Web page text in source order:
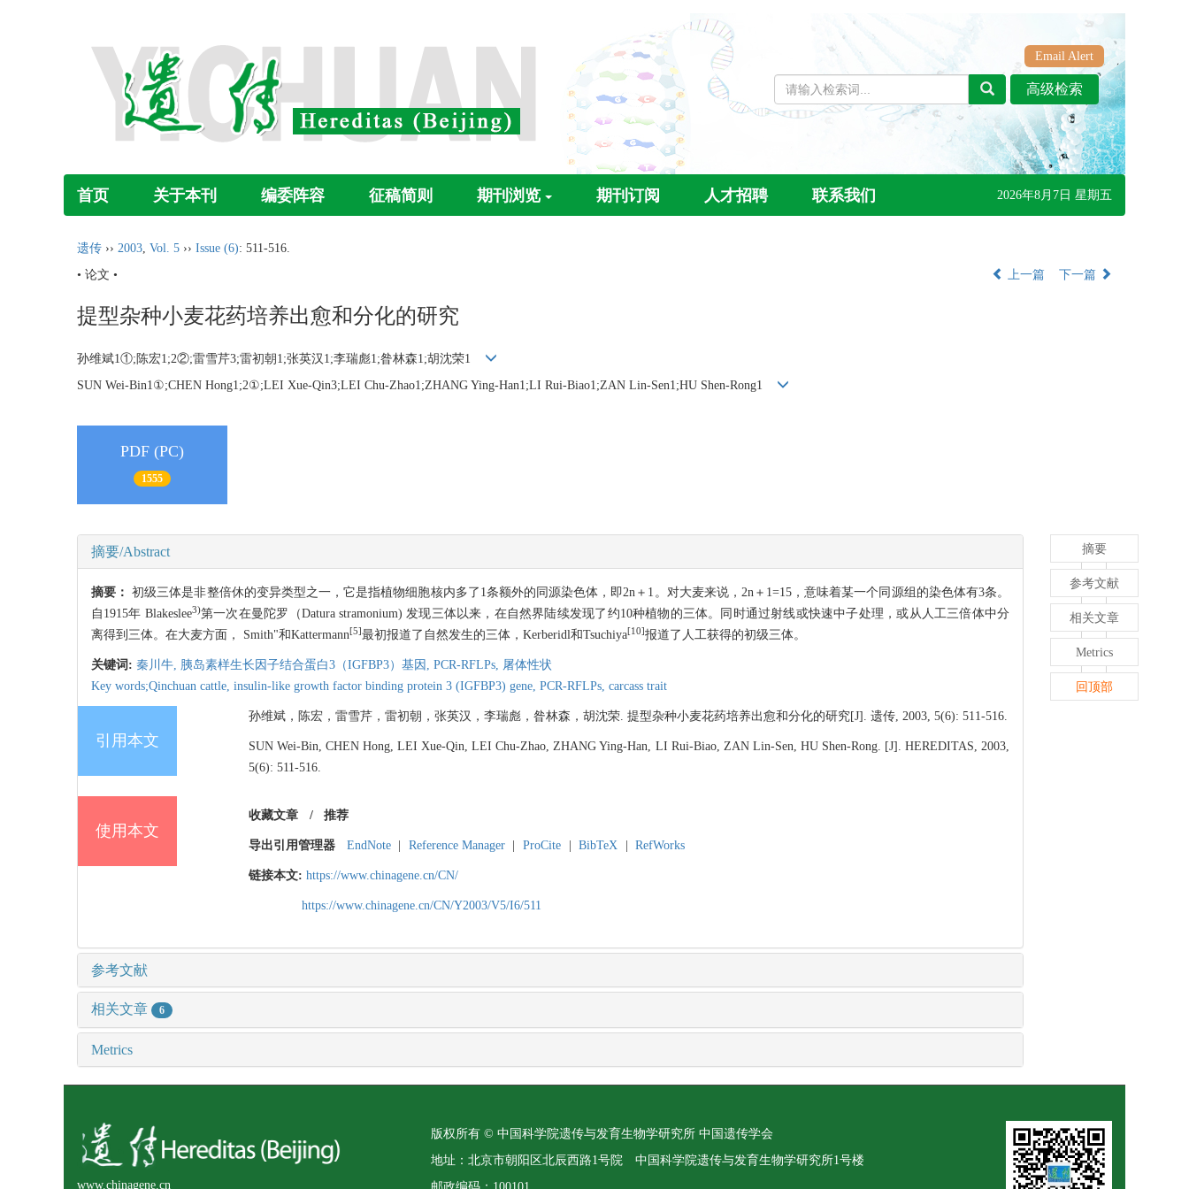
Email Alert
首页 关于本刊 编委阵容 征稿简则 期刊浏览 期刊订阅 人才招聘 联系我们 2026年8月7日 星期五
遗传 ›› 2003, Vol. 5 ›› Issue (6): 511-516.
• 论文 •
上一篇 下一篇
提型杂种小麦花药培养出愈和分化的研究
孙维斌1①;陈宏1;2②;雷雪芹3;雷初朝1;张英汉1;李瑞彪1;昝林森1;胡沈荣1
SUN Wei-Bin1①;CHEN Hong1;2①;LEI Xue-Qin3;LEI Chu-Zhao1;ZHANG Ying-Han1;LI Rui-Biao1;ZAN Lin-Sen1;HU Shen-Rong1
PDF (PC)
1555
摘要/Abstract
摘要：初级三体是非整倍休的变异类型之一，它是指植物细胞核内多了1条额外的同源染色体，即2n＋1。对大麦来说，2n＋1=15，意味着某一个同源组的染色体有3条。
自1915年 Blakeslee3)第一次在曼陀罗（Datura stramonium) 发现三体以来，在自然界陆续发现了约10种植物的三体。同时通过射线或快速中子处理，或从人工三倍体中分
离得到三体。在大麦方面， Smith"和Kattermann[5]最初报道了自然发生的三体，Kerberidl和Tsuchiya[10]报道了人工获得的初级三体。
关键词: 秦川牛, 胰岛素样生长因子结合蛋白3（IGFBP3）基因, PCR-RFLPs,
屠体性状
Key words;Qinchuan cattle, insulin-like growth factor binding protein 3 (IGFBP3) gene, PCR-RFLPs, carcass trait
引用本文
孙维斌，陈宏，雷雪芹，雷初朝，张英汉，李瑞彪，昝林森，胡沈荣. 提型杂种小麦花药培养出愈和分化的研究[J]. 遗传, 2003, 5(6): 511-516.
SUN Wei-Bin, CHEN Hong, LEI Xue-Qin, LEI Chu-Zhao, ZHANG Ying-Han, LI Rui-Biao, ZAN Lin-Sen, HU Shen-Rong. [J]. HEREDITAS, 2003,
5(6): 511-516.
使用本文
收藏文章 / 推荐
导出引用管理器 EndNote Reference Manager ProCite BibTeX RefWorks
链接本文: https://www.chinagene.cn/CN/
https://www.chinagene.cn/CN/Y2003/V5/I6/511
参考文献
相关文章 6
Metrics
摘要
参考文献
相关文章
Metrics
回顶部
www.chinagene.cn
版权所有 © 中国科学院遗传与发育生物学研究所 中国遗传学会
地址：北京市朝阳区北辰西路1号院 中国科学院遗传与发育生物学研究所1号楼